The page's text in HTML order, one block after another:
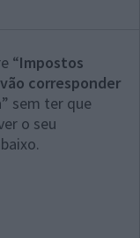
“Impostos
corresponder
” sem ter que
o seu